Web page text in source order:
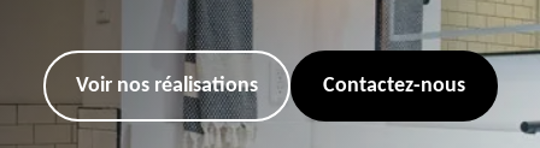
Voir nos réalisations Contactez-nous